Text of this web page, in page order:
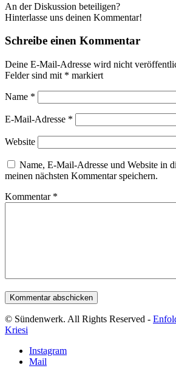
An der Diskussion beteiligen?
Hinterlasse uns deinen Kommentar!
Schreibe einen Kommentar
Deine E-Mail-Adresse wird nicht
Felder sind mit * markiert
Name *
E-Mail-Adresse *
Website
Name, E-Mail-Adresse und Website in
meinen nächsten Kommentar speichern.
Kommentar *
© Sündenwerk. All Rights Reserved -
Kriesi
Instagram
Mail